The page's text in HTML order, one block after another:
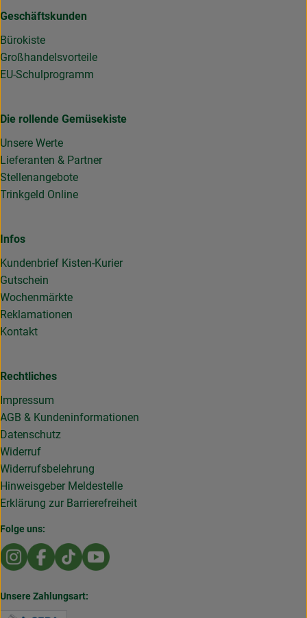
Geschäftskunden
Bürokiste
Großhandelsvorteile
EU-Schulprogramm
Die rollende Gemüsekiste
Unsere Werte
Lieferanten & Partner
Stellenangebote
Trinkgeld Online
Infos
Kundenbrief Kisten-Kurier
Gutschein
Wochenmärkte
Reklamationen
Kontakt
Rechtliches
Impressum
AGB & Kundeninformationen
Datenschutz
Widerruf
Widerrufsbelehrung
Hinweisgeber Meldestelle
Erklärung zur Barrierefreiheit
Folge uns:
Externer Link zu https://www.instagram.com/
Externer Link zu https://www.facebook.com/
Externer Link zu https://www.tiktok.com/
Externer Link zu https://
Unsere Zahlungsart: